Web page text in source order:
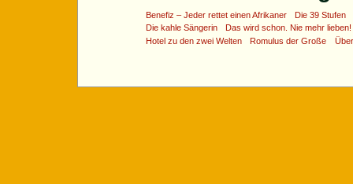
Benefiz – Jeder rettet einen Afrikaner
Die 39 Stufen
Die kahle Sängerin
Das wird schon. Nie mehr lieben!
Hotel zu den zwei Welten
Romulus der Große